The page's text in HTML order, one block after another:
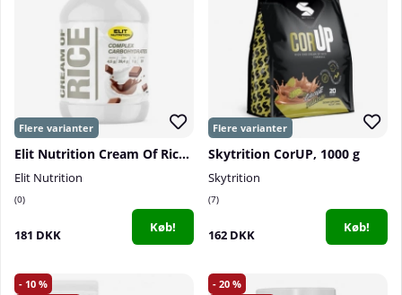
Elit Nutrition Cream Of Rice, 1000 g
Elit Nutrition
0
181 DKK Køb!
Skytrition CorUP, 1000 g
Skytrition
7
162 DKK Køb!
10
20